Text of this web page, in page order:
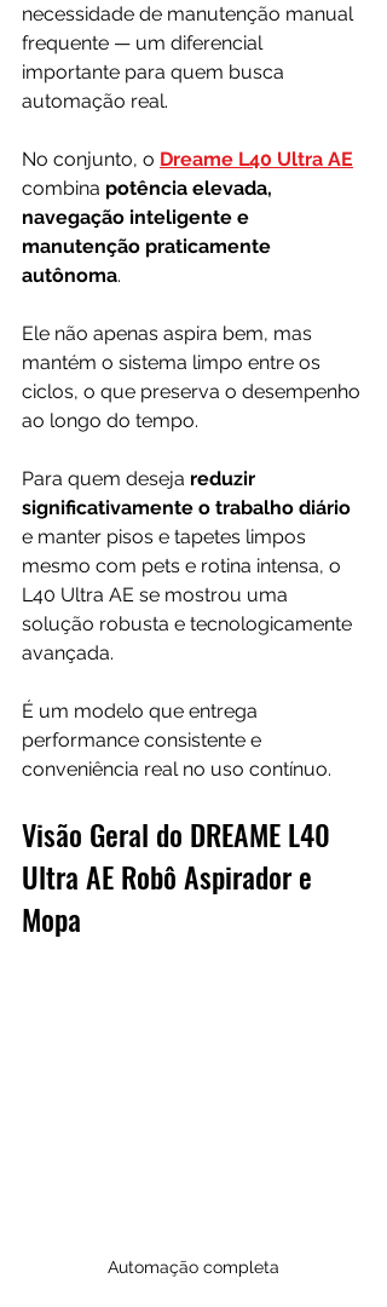
necessidade de manutenção manual
frequente — um diferencial
importante para quem busca
automação real.
No conjunto, o Dreame L40 Ultra AE
combina potência elevada,
navegação inteligente e
manutenção praticamente
autônoma.
Ele não apenas aspira bem, mas
mantém o sistema limpo entre os
ciclos, o que preserva o desempenho
ao longo do tempo.
Para quem deseja reduzir
significativamente o trabalho diário
e manter pisos e tapetes limpos
mesmo com pets e rotina intensa, o
L40 Ultra AE se mostrou uma
solução robusta e tecnologicamente
avançada.
É um modelo que entrega
performance consistente e
conveniência real no uso contínuo.
Visão Geral do DREAME L40
Ultra AE Robô Aspirador e
Mopa
Automação completa